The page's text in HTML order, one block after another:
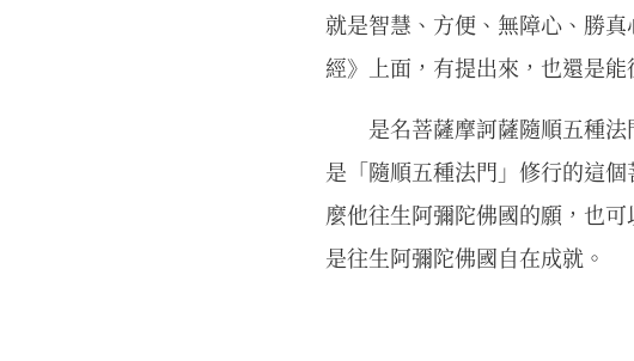
就是智慧、方便、無障心、勝
經》上面，有提出來，也還是
是名菩薩摩訶薩隨順五種
是「隨順五種法門」修行的這
麼他往生阿彌陀佛國的願，也
是往生阿彌陀佛國自在成就。